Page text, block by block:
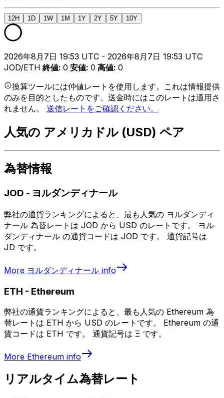
12H 1D 1W 1M 1Y 2Y 5Y 10Y
2026年8月7日 19:53 UTC - 2026年8月7日 19:53 UTC
JOD/ETH 終値: 0 安値: 0 高値: 0
換算ツールには仲値レートを使用します。これは情報提供
のみを目的としたものです。送金時にはこのレートは適用さ
れません。 送信レートをご確認ください。
人気の アメリカドル (USD) ペア
為替情報
JOD - ヨルダンディナール
弊社の通貨ランキングによると、最も人気の ヨルダンディ
ナール 為替レートは JOD から USD のレートです。 ヨル
ダンディナール の通貨コードは JOD です。 通貨記号は
JD です。
More ヨルダンディナール info
ETH - Ethereum
弊社の通貨ランキングによると、最も人気の Ethereum 為
替レートは ETH から USD のレートです。 Ethereum の通
貨コードは ETH です。 通貨記号は Ξ です。
More Ethereum info
リアルタイム為替レート